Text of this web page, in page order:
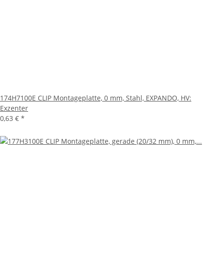
174H7100E CLIP Montageplatte, 0 mm, Stahl, EXPANDO, HV:
Exzenter
0,63 € *